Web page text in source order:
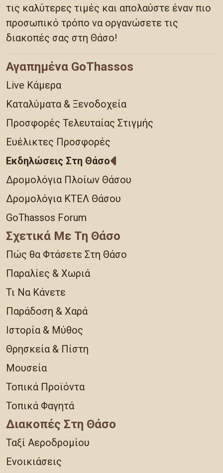
τις καλύτερες τιμές και απολαύστε έναν πιο
προσωπικό τρόπο να οργανώσετε τις
διακοπές σας στη Θάσο!
Αγαπημένα GoThassos
Live Κάμερα
Καταλύματα & Ξενοδοχεία
Προσφορές Τελευταίας Στιγμής
Ευέλικτες Προσφορές
Εκδηλώσεις Στη Θάσο
Δρομολόγια Πλοίων Θάσου
Δρομολόγια ΚΤΕΛ Θάσου
GoThassos Forum
Σχετικά Με Τη Θάσο
Πώς θα Φτάσετε Στη Θάσο
Παραλίες & Χωριά
Τι Να Κάνετε
Παράδοση & Χαρά
Ιστορία & Μύθος
Θρησκεία & Πίστη
Μουσεία
Τοπικά Προϊόντα
Τοπικά Φαγητά
Διακοπές Στη Θάσο
Ταξί Αεροδρομίου
Ενοικιάσεις